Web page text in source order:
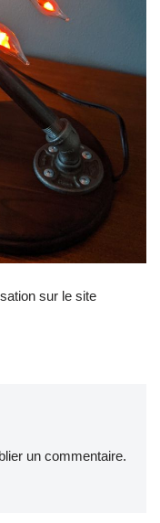
sur le site
un commentaire.